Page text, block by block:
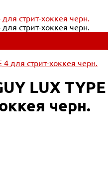
стрит-хоккея черн.
стрит-хоккея черн.
LUX TYPE
черн.